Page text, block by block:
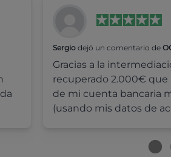
Sergiodejó un comentario de
Gracias a la
recuperado 2.000€
de mi cuenta bancaria
(usando mis datos de